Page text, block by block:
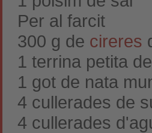
Per al farcit
300 g de cireres
1 terrina petita
1 got de nata
4 cullerades de
4 cullerades